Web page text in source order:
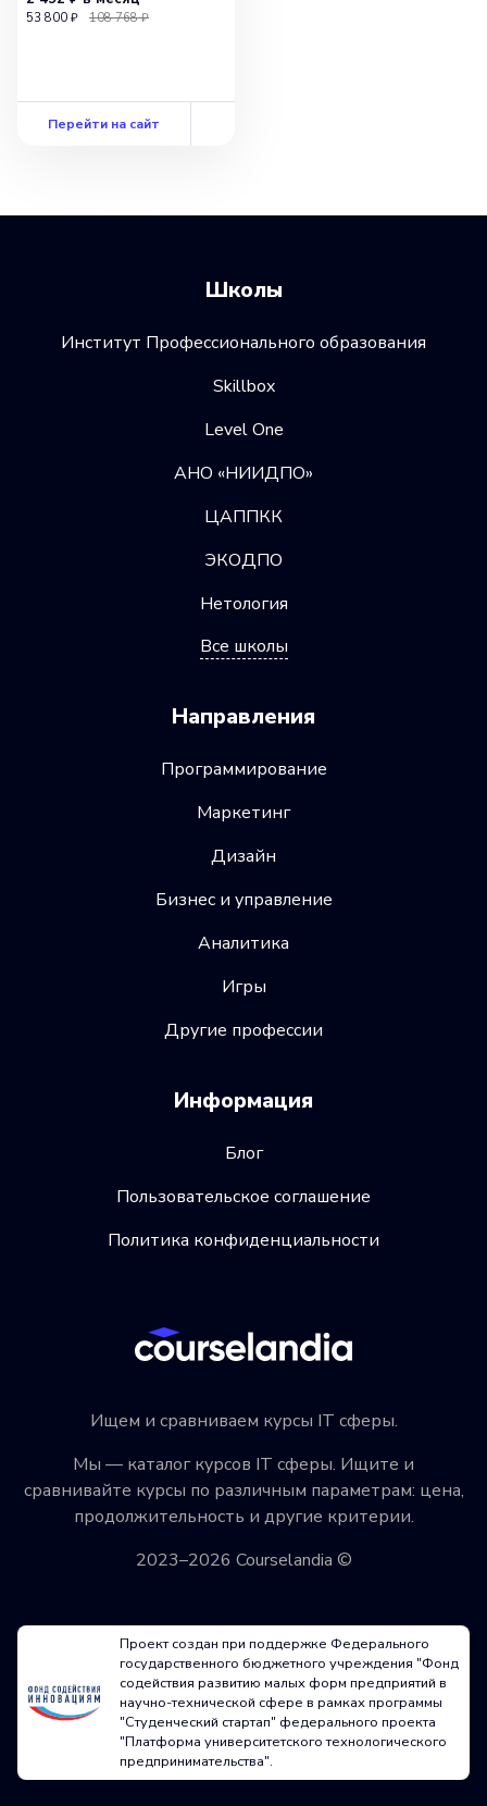
53 800 ₽ 108 768 ₽
Перейти на сайт
Ищем и сравниваем курсы IT сферы.
Мы — каталог курсов IT сферы. Ищите и
сравнивайте курсы по различным параметрам: цена,
продолжительность и другие критерии.
2023–2026 Courselandia ©
Школы
Институт Профессионального образования
Skillbox
Level One
АНО «НИИДПО»
ЦАППКК
ЭКОДПО
Нетология
Все школы
Направления
Программирование
Маркетинг
Дизайн
Бизнес и управление
Аналитика
Игры
Другие профессии
Информация
Блог
Пользовательское соглашение
Политика конфиденциальности
Проект создан при поддержке Федерального
государственного бюджетного учреждения "Фонд
содействия развитию малых форм предприятий в
научно-технической сфере в рамках программы
"Студенческий стартап" федерального проекта
"Платформа университетского технологического
предпринимательства".